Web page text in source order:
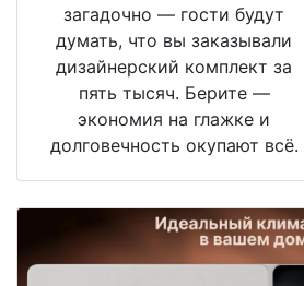
загадочно — гости будут
думать, что вы заказывали
дизайнерский комплект за
пять тысяч. Берите —
экономия на глажке и
долговечность окупают всё.